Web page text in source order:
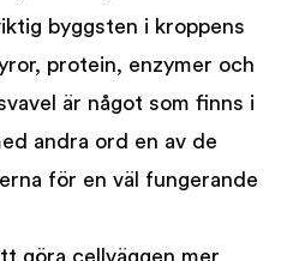
byggsten i kroppens
protein, enzymer och
är något som finns i
andra ord en av de
för en väl fungerande
göra cellväggen mer